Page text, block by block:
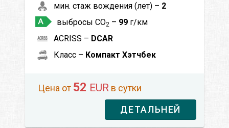
мин. стаж вождения (лет) – 2
выбросы CO2 – 99 г/км
ACRISS – DCAR
Класс – Компакт Хэтчбек
Цена от 52 EUR в сутки
ДЕТАЛЬНЕЙ